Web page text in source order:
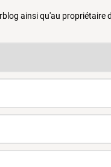
ainsi qu'au